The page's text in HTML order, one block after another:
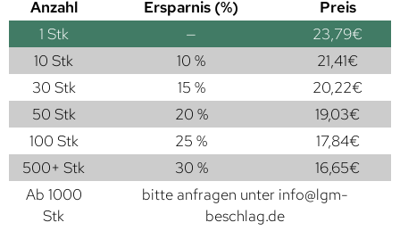
Anzahl Ersparnis (%)
Preis
1 Stk — 23,79€
10 Stk
10 % 21,41€
30 Stk
15 % 20,22€
50 Stk
20 % 19,03€
100 Stk
25 % 17,84€
500+ Stk
30 % 16,65€
Ab 1000
Stk
bitte anfragen unter info@lgm-
beschlag.de